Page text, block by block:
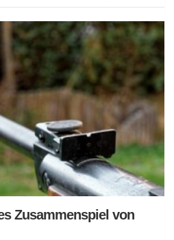
Zusammenspiel von